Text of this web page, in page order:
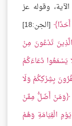
الآية، وقوله عز
[الجن:18]
تَدْعُونَ مِنْ
إِنْ تَدْعُوهُمْ لَا يَسْمَعُوا دُعَاءَكُمْ
بِشِرْكِكُمْ وَلَا
وَمَنْ أَضَلُّ مِمَّنْ
الْقِيَامَةِ وَهُمْ